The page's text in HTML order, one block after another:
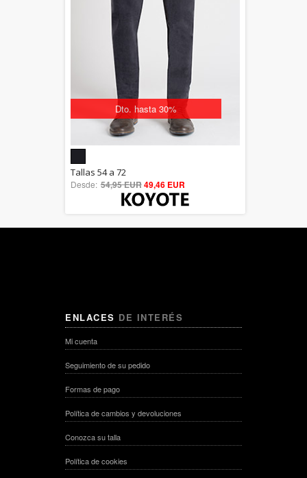
Dto. hasta 30%
out of 5
Tallas 54 a 72
Desde: 54,95 EUR49,46 EUR
ENLACES DE INTERÉS
Mi cuenta
Seguimiento de su pedido
Formas de pago
Política de cambios y devoluciones
Conozca su talla
Política de cookies